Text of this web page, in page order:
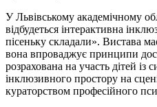
У Львівському академічному
відбудеться інтерактивна
пісеньку складали». Вистава
вона впроваджує принципи
розрахована на участь дітей
інклюзивного простору на
кураторством професійного